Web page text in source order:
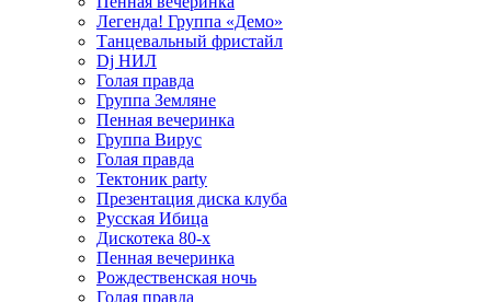
Легенда! Группа «Демо»
Танцевальный фристайл
Dj НИЛ
Голая правда
Группа Земляне
Пенная вечеринка
Группа Вирус
Голая правда
Тектоник party
Презентация диска клуба
Русская Ибица
Дискотека 80-х
Пенная вечеринка
Рождественская ночь
Голая правда